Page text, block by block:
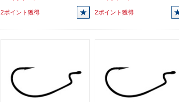
2ポイント獲得 2ポイント獲得